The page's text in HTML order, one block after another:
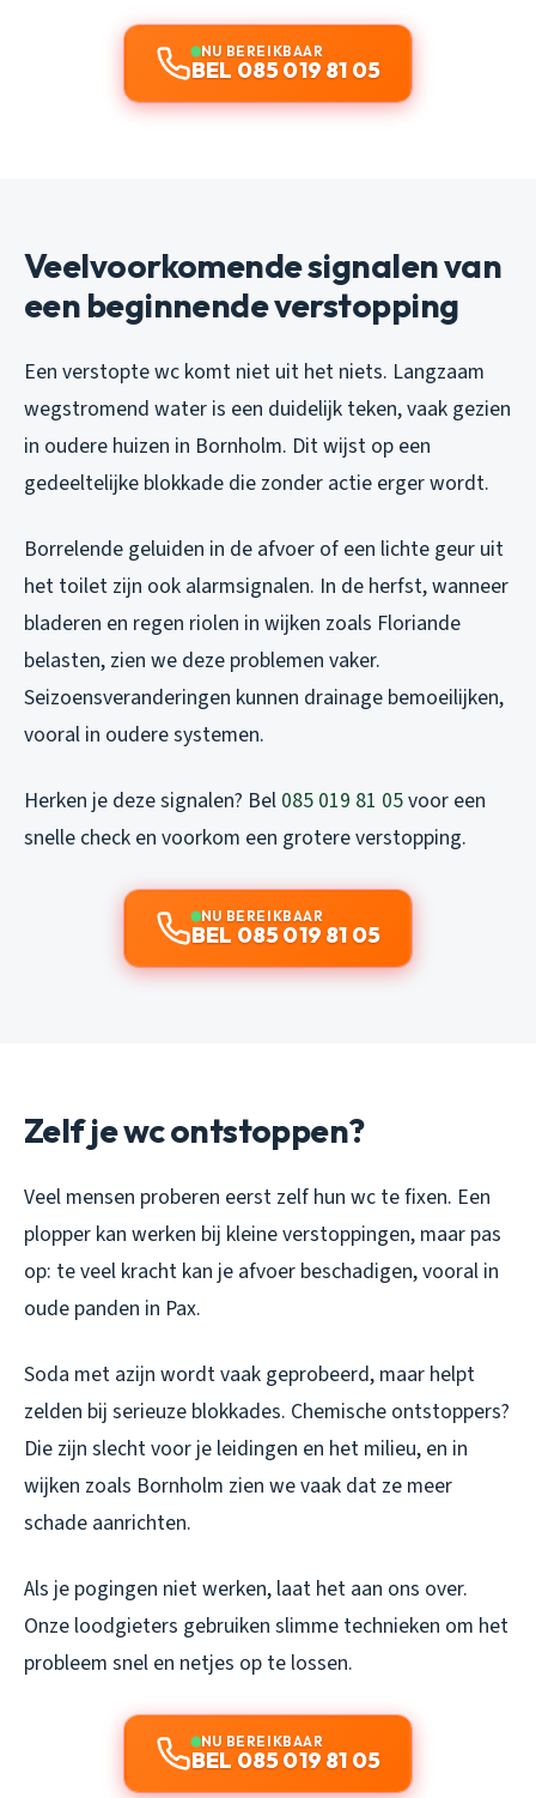
NU BEREIKBAAR
BEL 085 019 81 05
Veelvoorkomende signalen van
een beginnende verstopping
Een verstopte wc komt niet uit het niets. Langzaam
wegstromend water is een duidelijk teken, vaak gezien
in oudere huizen in Bornholm. Dit wijst op een
gedeeltelijke blokkade die zonder actie erger wordt.
Borrelende geluiden in de afvoer of een lichte geur uit
het toilet zijn ook alarmsignalen. In de herfst, wanneer
bladeren en regen riolen in wijken zoals Floriande
belasten, zien we deze problemen vaker.
Seizoensveranderingen kunnen drainage bemoeilijken,
vooral in oudere systemen.
Herken je deze signalen? Bel 085 019 81 05voor een
snelle check en voorkom een grotere verstopping.
NU BEREIKBAAR
BEL 085 019 81 05
Zelf je wc ontstoppen?
Veel mensen proberen eerst zelf hun wc te fixen. Een
plopper kan werken bij kleine verstoppingen, maar pas
op: te veel kracht kan je afvoer beschadigen, vooral in
oude panden in Pax.
Soda met azijn wordt vaak geprobeerd, maar helpt
zelden bij serieuze blokkades. Chemische ontstoppers?
Die zijn slecht voor je leidingen en het milieu, en in
wijken zoals Bornholm zien we vaak dat ze meer
schade aanrichten.
Als je pogingen niet werken, laat het aan ons over.
Onze loodgieters gebruiken slimme technieken om het
probleem snel en netjes op te lossen.
NU BEREIKBAAR
BEL 085 019 81 05